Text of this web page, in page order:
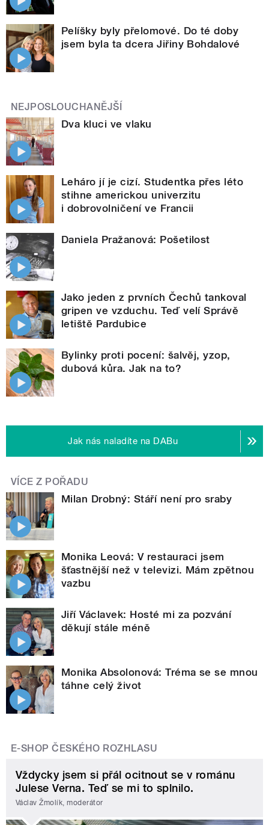
Pelíšky byly přelomové. Do té doby
jsem byla ta dcera Jiřiny Bohdalové
NEJPOSLOUCHANĚJŠÍ
Dva kluci ve vlaku
Leháro jí je cizí. Studentka přes léto
stihne americkou univerzitu
i dobrovolničení ve Francii
Daniela Pražanová: Pošetilost
Jako jeden z prvních Čechů tankoval
gripen ve vzduchu. Teď velí Správě
letiště Pardubice
Bylinky proti pocení: šalvěj, yzop,
dubová kůra. Jak na to?
Jak nás naladíte na DABu
VÍCE Z POŘADU
Milan Drobný: Stáří není pro sraby
Monika Leová: V restauraci jsem
šťastnější než v televizi. Mám zpětnou
vazbu
Jiří Václavek: Hosté mi za pozvání
děkují stále méně
Monika Absolonová: Tréma se se mnou
táhne celý život
E-SHOP ČESKÉHO ROZHLASU
Vždycky jsem si přál ocitnout se v románu
Julese Verna. Teď se mi to splnilo.
Václav Žmolík, moderátor